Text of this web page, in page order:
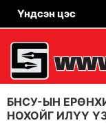
Үндсэн цэс
БНСУ-ЫН
НОХОЙГ ИЛҮҮ